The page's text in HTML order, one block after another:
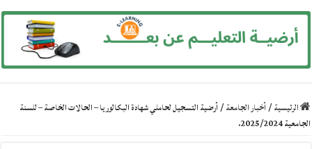
الرئيسية/أخبار الجامعة/أرضية التسجيل لحاملي شهادة البكالوريا – الحالات الخاصة – للسنة
الجامعية 2025/2024.